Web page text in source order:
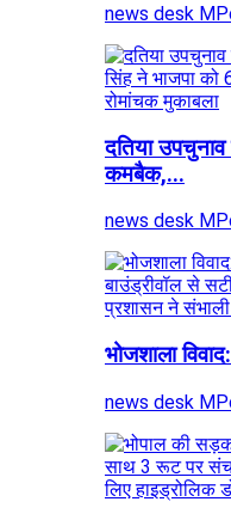
news desk
दतिया
कमबैक,...
news desk
भोजशाला
news desk